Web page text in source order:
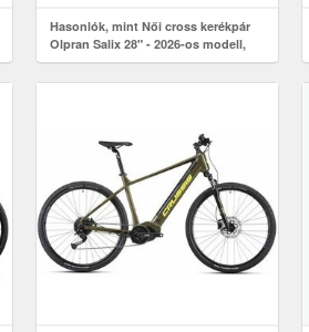
Hasonlók, mint Női cross kerékpár
Olpran Salix 28" - 2026-os modell,
OLPRAN rugózó villa, 21
sebességes Shimano váltórendszer,